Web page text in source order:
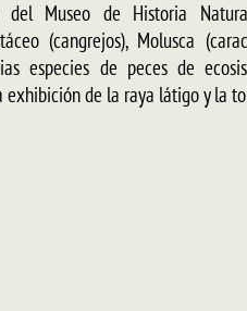
Museo de Historia
(cangrejos), Molusca
especies de peces de
exhibición de la raya látigo y la